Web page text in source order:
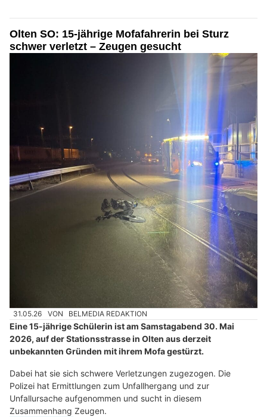
Olten SO: 15-jährige Mofafahrerin bei Sturz
schwer verletzt – Zeugen gesucht
31.05.26 VON BELMEDIA REDAKTION
Eine 15-jährige Schülerin ist am Samstagabend 30. Mai
2026, auf der Stationsstrasse in Olten aus derzeit
unbekannten Gründen mit ihrem Mofa gestürzt.
Dabei hat sie sich schwere Verletzungen zugezogen. Die
Polizei hat Ermittlungen zum Unfallhergang und zur
Unfallursache aufgenommen und sucht in diesem
Zusammenhang Zeugen.